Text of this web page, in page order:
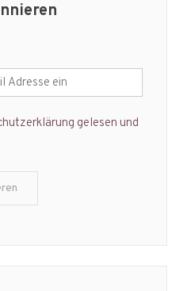
gelesen und